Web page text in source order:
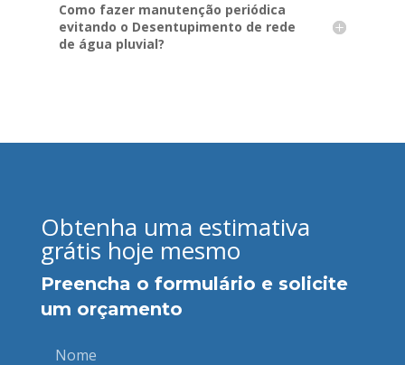
Como fazer manutenção periódica
evitando o Desentupimento de rede
de água pluvial?
Obtenha uma estimativa
grátis hoje mesmo
Preencha o formulário e solicite
um orçamento